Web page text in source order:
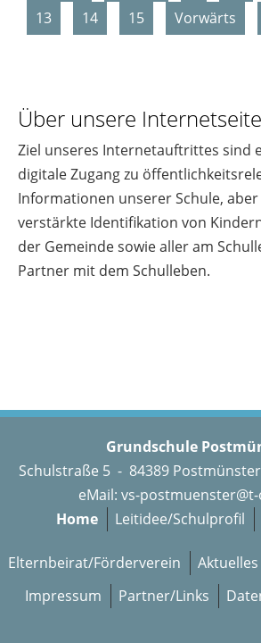
13
14 15 Vorwärts
Über unsere Internetseite
Ziel unseres Internetauftrittes sind
digitale Zugang zu
Informationen unserer Schule,
verstärkte Identifikation von
der Gemeinde sowie aller am
Partner mit dem Schulleben.
Grundschule
Schulstraße 5 - 84389
eMail: vs-
Home
Leitidee/Schulprofil
Elternbeirat/Förderverein
Impressum
Partner/Links